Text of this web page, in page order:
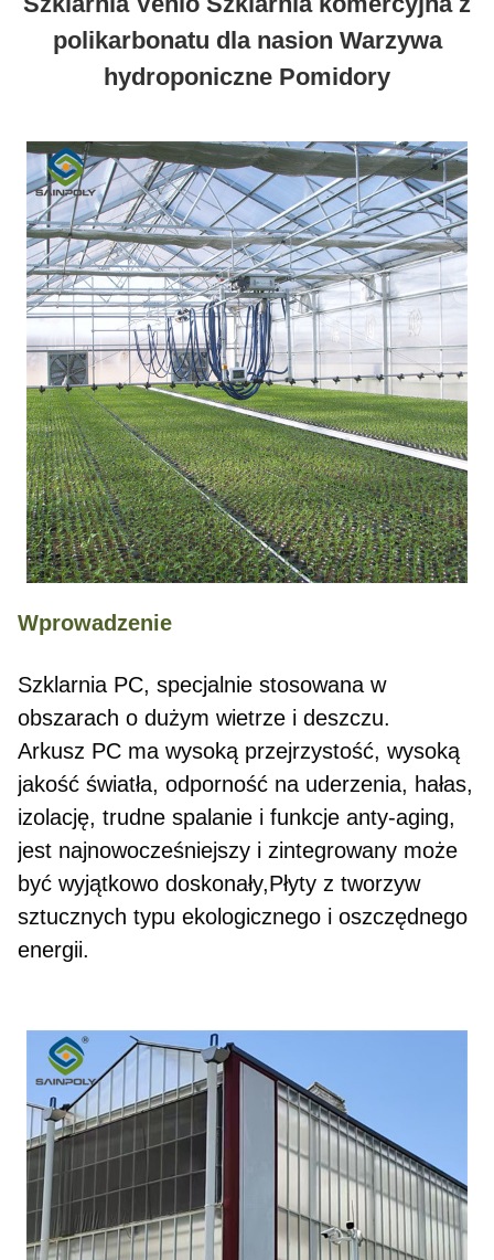
polikarbonatu dla nasion Warzywa
hydroponiczne Pomidory
Wprowadzenie
Szklarnia PC, specjalnie stosowana w
obszarach o dużym wietrze i deszczu.
Arkusz PC ma wysoką przejrzystość, wysoką
jakość światła, odporność na uderzenia, hałas,
izolację, trudne spalanie i funkcje anty-aging,
jest najnowocześniejszy i zintegrowany może
być wyjątkowo doskonały,Płyty z tworzyw
sztucznych typu ekologicznego i oszczędnego
energii.